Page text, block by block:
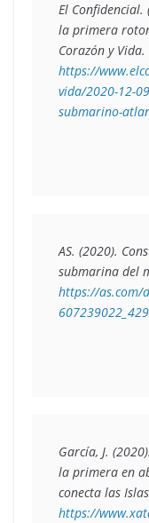
El Confidencial.
la primera
https://
vida/2020-12-
submarino-
AS. (2020).
submarina del
https://as.com/
García, J. (2020).
la primera en
conecta las
https://